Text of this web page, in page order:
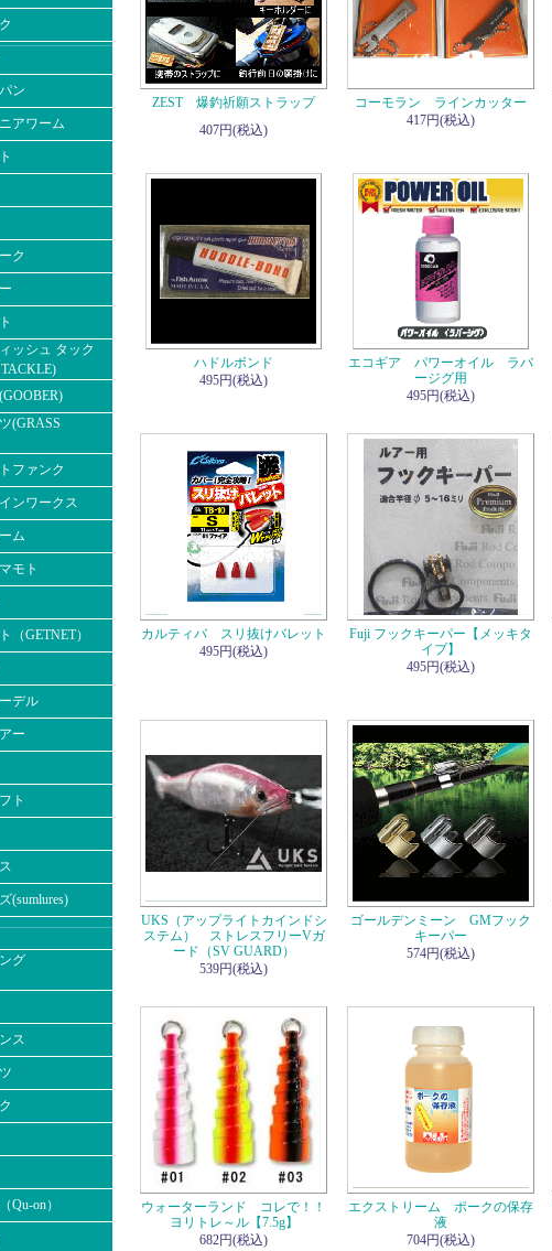
ン
アワーム
ク
ッシュ タック
TACKLE)
(GRASS
ファンク
ンワークス
ム
モト
（GETNET）
デル
ー
ト
(sumlures)
グ
ス
Qu-on）
ZEST 爆釣祈願ストラップ
407円(税込)
コーモラン ラインカッター
417円(税込)
ハドルボンド
495円(税込)
エコギア パワーオイル ラバ
ージグ用
495円(税込)
カルティバ スリ抜けバレット
495円(税込)
Fuji フックキーパー【メッキタ
イプ】
495円(税込)
UKS（アップライトカインドシ
ステム） ストレスフリーVガ
ード（SV GUARD）
539円(税込)
ゴールデンミーン GMフック
キーパー
574円(税込)
ウォーターランド コレで！！
ヨリトレ～ル【7.5g】
682円(税込)
エクストリーム ポークの保存
液
704円(税込)